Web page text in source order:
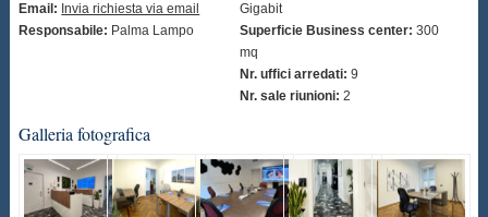
Email: Invia richiesta via email
Responsabile: Palma Lampo
Gigabit
Superficie Business center: 300
mq
Nr. uffici arredati: 9
Nr. sale riunioni: 2
Galleria fotografica